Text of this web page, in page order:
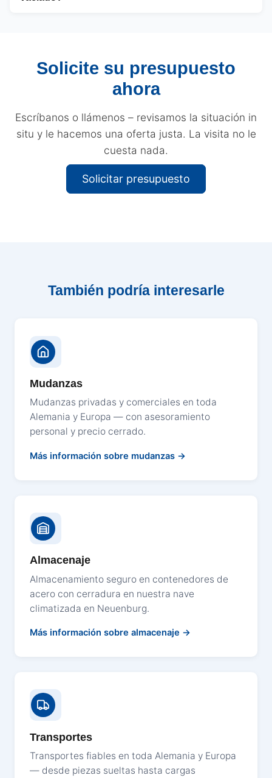
limpieza final a fondo forman parte de nuestro
servicio – todo de una sola mano.
Solicite su presupuesto
ahora
Escríbanos o llámenos – revisamos la situación in
situ y le hacemos una oferta justa. La visita no le
cuesta nada.
Solicitar presupuesto
También podría interesarle
Mudanzas
Mudanzas privadas y comerciales en toda
Alemania y Europa — con asesoramiento
personal y precio cerrado.
Más información sobre mudanzas
Almacenaje
Almacenamiento seguro en contenedores de
acero con cerradura en nuestra nave
climatizada en Neuenburg.
Más información sobre almacenaje
Transportes
Transportes fiables en toda Alemania y Europa
— desde piezas sueltas hasta cargas